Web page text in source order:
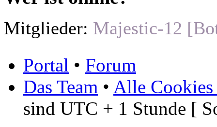
Mitglieder: Majestic-12
Portal • Forum
Das Team • Alle Cookies
sind UTC + 1 Stunde [